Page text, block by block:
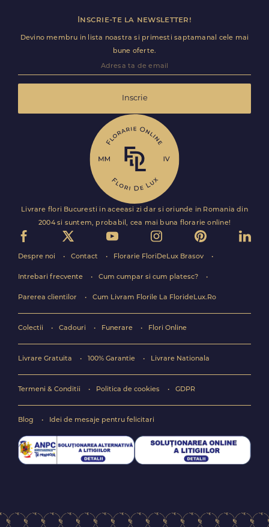
Inscrie-te la newsletter!
Devino membru in lista noastra si primesti saptamanal cele mai
bune oferte.
Inscrie
Livrare flori Bucuresti in aceeasi zi dar si oriunde in Romania din
2004 si suntem, probabil, cea mai buna florarie online!
Despre noi Contact Florarie FloriDeLux Brasov
Intrebari frecvente Cum cumpar si cum platesc?
Parerea clientilor Cum Livram Florile La FlorideLux.Ro
Colectii Cadouri Funerare Flori Online
Livrare Gratuita 100% Garantie Livrare Nationala
Termeni & Conditii Politica de cookies GDPR
Blog Idei de mesaje pentru felicitari